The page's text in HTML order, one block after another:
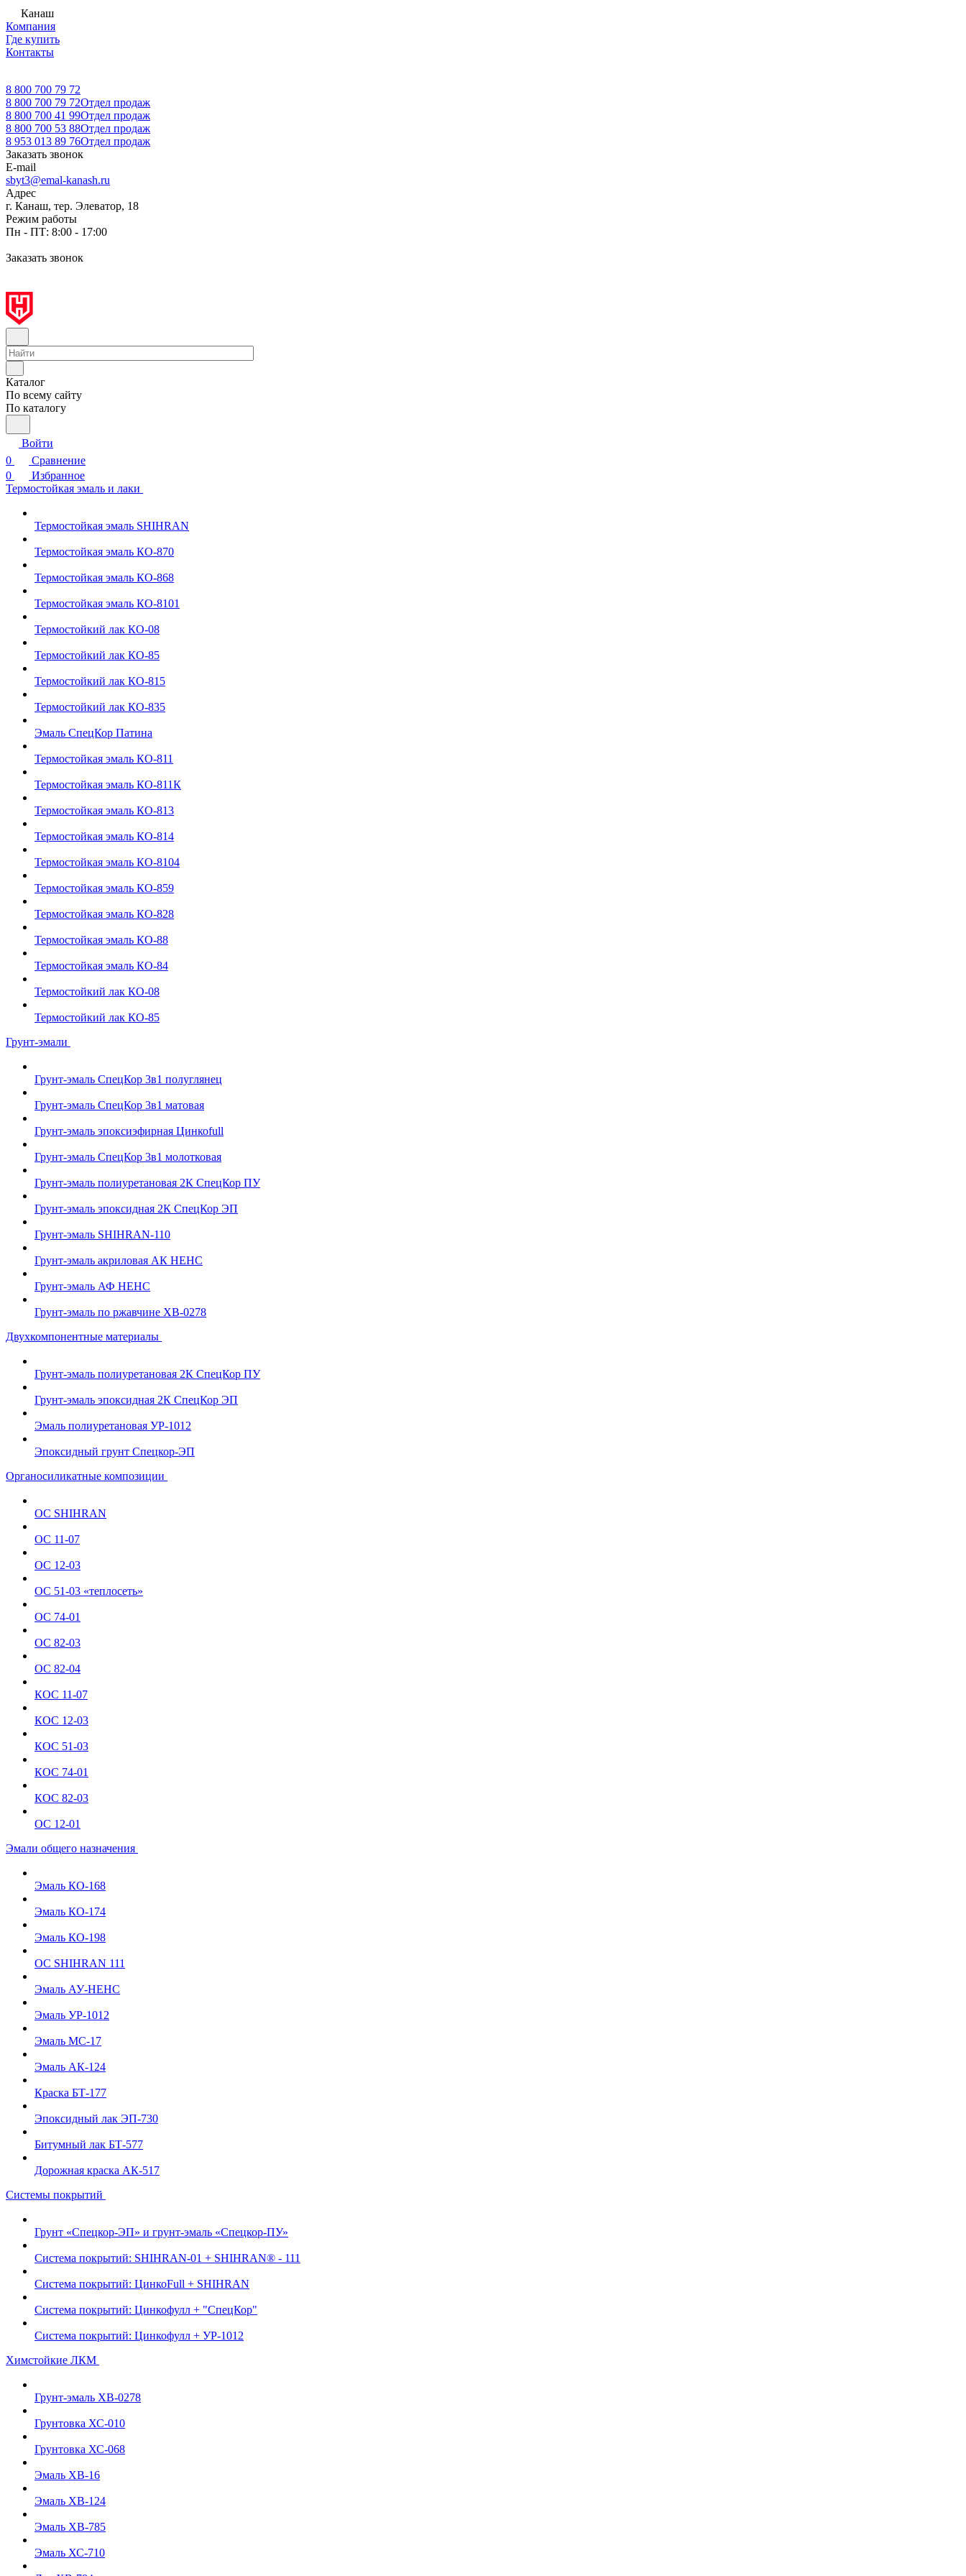
Канаш
Компания
Где купить
Контакты
8 800 700 79 72
8 800 700 79 72Отдел продаж
8 800 700 41 99Отдел продаж
8 800 700 53 88Отдел продаж
8 953 013 89 76Отдел продаж
Заказать звонок
E-mail
sbyt3@emal-kanash.ru
Адрес
г. Канаш, тер. Элеватор, 18
Режим работы
Пн - ПТ: 8:00 - 17:00
Заказать звонок
Каталог
По всему сайту
По каталогу
Войти
0
Сравнение
0
Избранное
Термостойкая эмаль и лаки
Термостойкая эмаль SHIHRAN
Термостойкая эмаль КО-870
Термостойкая эмаль КО-868
Термостойкая эмаль КО-8101
Термостойкий лак КО-08
Термостойкий лак КО-85
Термостойкий лак КО-815
Термостойкий лак КО-835
Эмаль СпецКор Патина
Термостойкая эмаль КО-811
Термостойкая эмаль КО-811К
Термостойкая эмаль КО-813
Термостойкая эмаль КО-814
Термостойкая эмаль КО-8104
Термостойкая эмаль КО-859
Термостойкая эмаль КО-828
Термостойкая эмаль КО-88
Термостойкая эмаль КО-84
Термостойкий лак КО-08
Термостойкий лак КО-85
Грунт-эмали
Грунт-эмаль СпецКор 3в1 полуглянец
Грунт-эмаль СпецКор 3в1 матовая
Грунт-эмаль эпоксиэфирная Цинкоfull
Грунт-эмаль СпецКор 3в1 молотковая
Грунт-эмаль полиуретановая 2К СпецКор ПУ
Грунт-эмаль эпоксидная 2К СпецКор ЭП
Грунт-эмаль SHIHRAN-110
Грунт-эмаль акриловая АК НЕНС
Грунт-эмаль АФ НЕНС
Грунт-эмаль по ржавчине ХВ-0278
Двухкомпонентные материалы
Грунт-эмаль полиуретановая 2К СпецКор ПУ
Грунт-эмаль эпоксидная 2К СпецКор ЭП
Эмаль полиуретановая УР-1012
Эпоксидный грунт Спецкор-ЭП
Органосиликатные композиции
ОС SHIHRAN
ОС 11-07
ОС 12-03
ОС 51-03 «теплосеть»
ОС 74-01
ОС 82-03
ОС 82-04
КОС 11-07
КОС 12-03
КОС 51-03
КОС 74-01
КОС 82-03
ОС 12-01
Эмали общего назначения
Эмаль КО-168
Эмаль КО-174
Эмаль КО-198
ОС SHIHRAN 111
Эмаль АУ-НЕНС
Эмаль УР-1012
Эмаль МС-17
Эмаль АК-124
Краска БТ-177
Эпоксидный лак ЭП-730
Битумный лак БТ-577
Дорожная краска АК-517
Системы покрытий
Грунт «Спецкор-ЭП» и грунт-эмаль «Спецкор-ПУ»
Система покрытий: SHIHRAN-01 + SHIHRAN® - 111
Система покрытий: ЦинкоFull + SHIHRAN
Система покрытий: Цинкофулл + "СпецКор"
Система покрытий: Цинкофулл + УР-1012
Химстойкие ЛКМ
Грунт-эмаль ХВ-0278
Грунтовка ХС-010
Грунтовка ХС-068
Эмаль ХВ-16
Эмаль ХВ-124
Эмаль ХВ-785
Эмаль ХС-710